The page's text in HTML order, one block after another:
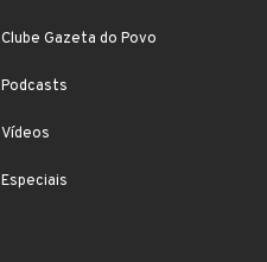
Clube Gazeta do Povo
Podcasts
Vídeos
Especiais